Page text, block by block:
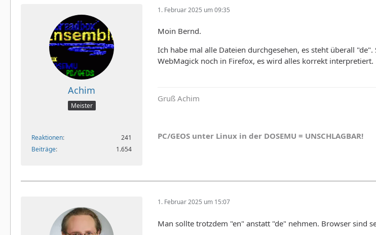
Achim
Meister
Reaktionen
241
Beiträge
1.654
1. Februar 2025 um 09:35
Moin Bernd.
Ich habe mal alle Dateien durchgesehen, es steht überall
WebMagick noch in Firefox, es wird alles korrekt interpretiert.
Gruß Achim
PC/GEOS unter Linux in der DOSEMU = UNSCHLAGBAR!
1. Februar 2025 um 15:07
Man sollte trotzdem "en" anstatt "de" nehmen. Browser sind